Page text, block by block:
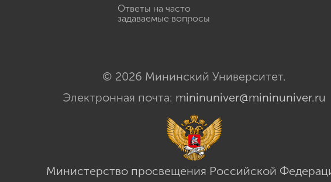
Ответы на часто
задаваемые вопросы
© 2026 Мининский Университет.
Электронная почта: mininuniver@mininuniver.ru
Министерство просвещения Российской